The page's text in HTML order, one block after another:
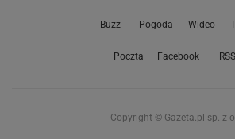
Buzz Pogoda Wideo
Poczta Facebook RSS
Copyright © Gazeta.pl sp. z